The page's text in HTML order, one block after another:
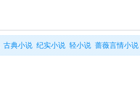
古典小说 纪实小说 轻小说 蔷薇言情小说